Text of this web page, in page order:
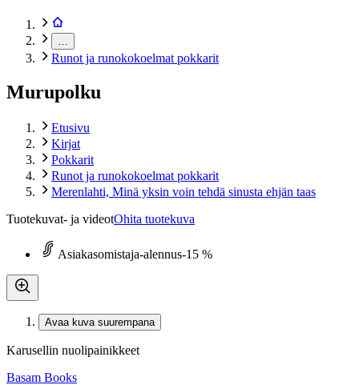
Runot ja runokokoelmat pokkarit
Murupolku
Etusivu
Kirjat
Pokkarit
Runot ja runokokoelmat pokkarit
Merenlahti, Minä yksin voin tehdä sinusta ehjän taas
Tuotekuvat- ja videotOhita tuotekuva
Asiakasomistaja-alennus-15 %
Avaa kuva suurempana
Karusellin nuolipainikkeet
Basam Books